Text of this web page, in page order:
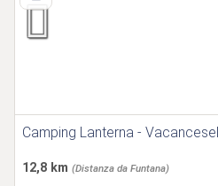
Camping Lanterna -
12,8 km (Distanza da Funtana)